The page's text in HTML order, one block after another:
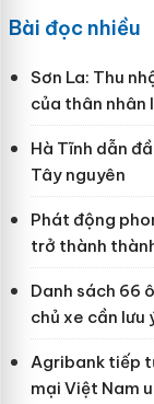
Bài đọc nhiều
Sơn La: Thu
của thân nhân
Hà Tĩnh dẫn
Tây nguyên
Phát động
trở thành
Danh sách 66
chủ xe cần lưu
Agribank tiếp
mại Việt Nam